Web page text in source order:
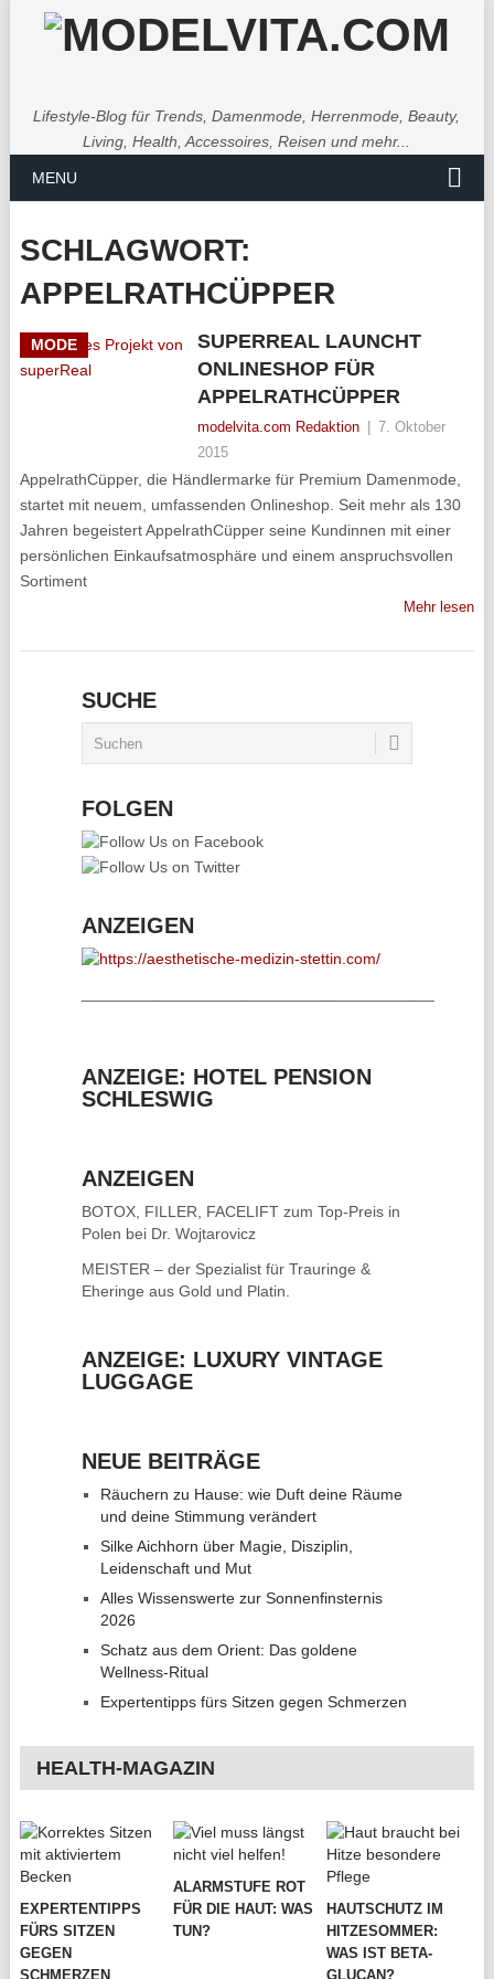
Lifestyle-Blog für Trends, Damenmode, Herrenmode, Beauty,
Living, Health, Accessoires, Reisen und mehr...
MENU
SCHLAGWORT:
APPELRATHCÜPPER
MODE
SUPERREAL LAUNCHT
ONLINESHOP FÜR
APPELRATHCÜPPER
modelvita.com Redaktion
7. Oktober
2015
AppelrathCüpper, die Händlermarke für Premium Damenmode,
startet mit neuem, umfassenden Onlineshop. Seit mehr als 130
Jahren begeistert AppelrathCüpper seine Kundinnen mit einer
persönlichen Einkaufsatmosphäre und einem anspruchsvollen
Sortiment
Mehr lesen
SUCHE
FOLGEN
ANZEIGEN
ANZEIGE: HOTEL PENSION
SCHLESWIG
ANZEIGEN
BOTOX, FILLER, FACELIFTzum Top-Preis in
Polen bei Dr. Wojtarovicz
MEISTER – der Spezialist für Trauringe &
Eheringe aus Gold und Platin.
ANZEIGE: LUXURY VINTAGE
LUGGAGE
NEUE BEITRÄGE
Räuchern zu Hause: wie Duft deine Räume
und deine Stimmung verändert
Silke Aichhorn über Magie, Disziplin,
Leidenschaft und Mut
Alles Wissenswerte zur Sonnenfinsternis
2026
Schatz aus dem Orient: Das goldene
Wellness-Ritual
Expertentipps fürs Sitzen gegen Schmerzen
HEALTH-MAGAZIN
EXPERTENTIPPS
FÜRS SITZEN
GEGEN
SCHMERZEN
ALARMSTUFE ROT
FÜR DIE HAUT: WAS
TUN?
HAUTSCHUTZ IM
HITZESOMMER:
WAS IST BETA-
GLUCAN?